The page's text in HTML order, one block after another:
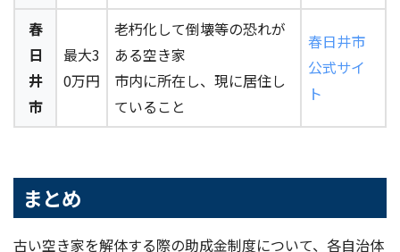
春
日
井
市
最大3
0万円
老朽化して倒壊等の恐れが
ある空き家
市内に所在し、現に居住し
ていること
春日井市
公式サイ
ト
まとめ
古い空き家を解体する際の助成金制度について、各自治体